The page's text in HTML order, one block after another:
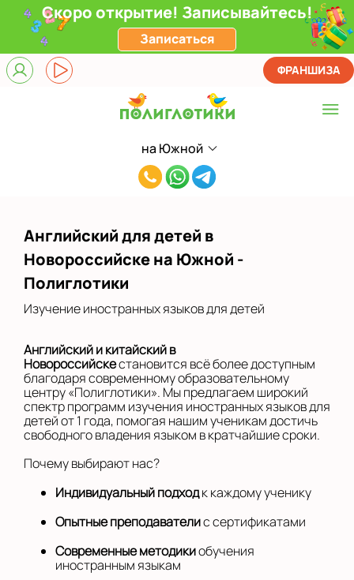
Скоро открытие! Записывайтесь!
Записаться
на Южной
Выберите центр
на Южной
Выбрать другой город
8(900)006-
ФРАНШИЗА
Английский для детей в
Новороссийске на Южной -
Полиглотики
Изучение иностранных языков для детей
Английский и китайский в
Новороссийскестановится всё более доступным
благодаря современному образовательному
центру «Полиглотики». Мы предлагаем широкий
спектр программ изучения иностранных языков для
детей от 1 года, помогая нашим ученикам достичь
свободного владения языком в кратчайшие сроки.
Почему выбирают нас?
Индивидуальный подходк каждому ученику
Опытные преподавателис сертификатами
Современные методикиобучения
иностранным языкам